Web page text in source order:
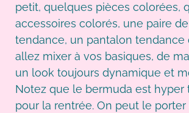
petit, quelques pièces colorées,
accessoires colorés, une paire
tendance, un pantalon tendance
allez mixer à vos basiques, de
un look toujours dynamique et
Notez que le bermuda est hyper
pour la rentrée. On peut le